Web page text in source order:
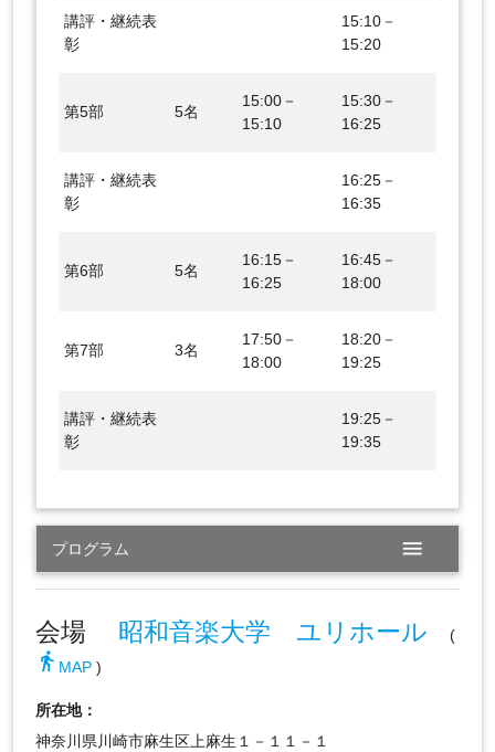
講評・継続表
彰
15:10－
15:20
第5部 5名
15:00－
15:10
15:30－
16:25
講評・継続表
彰
16:25－
16:35
第6部 5名
16:15－
16:25
16:45－
18:00
第7部 3名
17:50－
18:00
18:20－
19:25
講評・継続表
彰
19:25－
19:35
プログラム menu
会場 昭和音楽大学 ユリホール (
directions_walk MAP)
所在地：
神奈川県川崎市麻生区上麻生１－１１－１